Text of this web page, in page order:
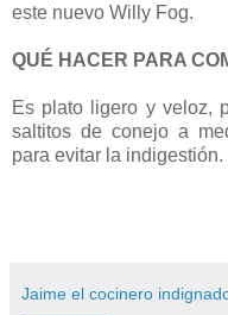
este nuevo Willy Fog.
QUÉ HACER PARA
Es plato ligero y veloz,
saltitos de conejo a
para evitar la indigestión.
Jaime el cocinero